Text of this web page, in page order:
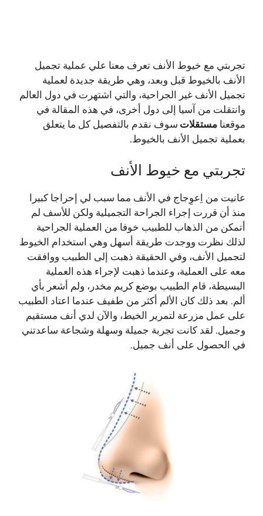
تجربتي مع خيوط الأنف تعرف معنا علي عملية تجميل
الأنف بالخيوط قبل وبعد، وهي طريقة جديدة لعملية
تجميل الأنف غير الجراحية، والتي اشتهرت في دول العالم
وانتقلت من آسيا إلى دول أخرى، في هذه المقالة في
موقعنا مستقلات سوف نقدم بالتفصيل كل ما يتعلق
بعملية تجميل الأنف بالخيوط.
تجربتي مع خيوط الأنف
عانيت من اِعوِجاج في الأنف مما سبب لي إحراجا كبيرا
منذ أن قررت إجراء الجراحة التجميلية ولكن للأسف لم
أتمكن من الذهاب للطبيب خوفا من العملية الجراحية
لذلك نظرت ووجدت طريقة أسهل وهي استخدام الخيوط
لتجميل الأنف، وفي الحقيقة ذهبت إلى الطبيب ووافقت
معه على العملية، وعندما ذهبت لإجراء هذه العملية
البسيطة، قام الطبيب بوضع كريم مخدر، ولم أشعر بأي
ألم. بعد ذلك كان الألم أكثر من طفيف عندما اعتاد الطبيب
على عمل مزرعة لتمرير الخيط، والآن لدي أنف مستقيم
وجميل. لقد كانت تجربة جميلة وسهلة وشجاعة ساعدتني
في الحصول على أنف جميل.